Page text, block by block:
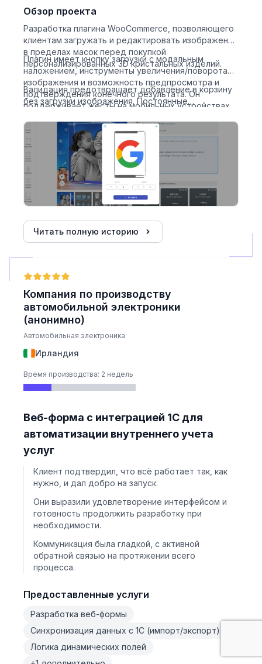
Обзор проекта
Разработка плагина WooCommerce, позволяющего
клиентам загружать и редактировать изображения
в пределах масок перед покупкой
персонализированных 3D кристальных изделий.
Плагин имеет кнопку загрузки с модальным
наложением, инструменты увеличения/поворота
изображения и возможность предпросмотра и
подтверждения конечного результата. Он
поддерживает жесты на мобильных устройствах,
администраторскую загрузку.
Валидация предотвращает добавление в корзину
без загрузки изображения. Постоянные
улучшение интерфейса и оптимизацию работы на
мобильных устройствах.
Читать полную историю
Компания по производству
автомобильной электроники
(анонимно)
Автомобильная электроника
Ирландия
Время производства: 2 недель
Веб-форма с интеграцией 1С для
автоматизации внутреннего учета
услуг
Клиент подтвердил, что всё работает так, как
нужно, и дал добро на запуск.
Они выразили удовлетворение интерфейсом и
готовность продолжить разработку при
необходимости.
Коммуникация была гладкой, с активной
обратной связью на протяжении всего
процесса.
Предоставленные услуги
Разработка веб-формы
Синхронизация данных с 1С (импорт/экспорт)
Логика динамических полей